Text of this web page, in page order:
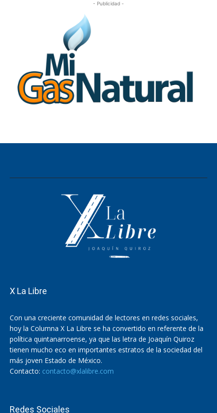
X La Libre
Con una creciente comunidad de lectores en redes sociales,
hoy la Columna X La Libre se ha convertido en referente de la
política quintanarroense, ya que las letra de Joaquín Quiroz
tienen mucho eco en importantes estratos de la sociedad del
más joven Estado de México.
Contacto: contacto@xlalibre.com
Redes Sociales